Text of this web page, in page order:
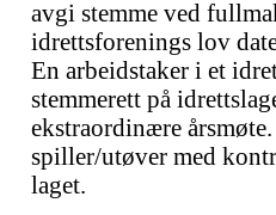
avgi stemme ved
idrettsforenings lov
En arbeidstaker i et
stemmerett på
ekstraordinære
spiller/utøver med
laget.